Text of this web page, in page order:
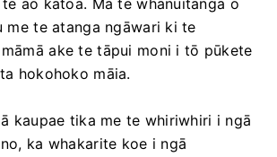
ao katoa. Mā te whānuitanga o
me te atanga ngāwari ki te
ake te tāpui moni i tō pūkete
hokohoko māia.
kaupae tika me te whiriwhiri i ngā
ka whakarite koe i ngā